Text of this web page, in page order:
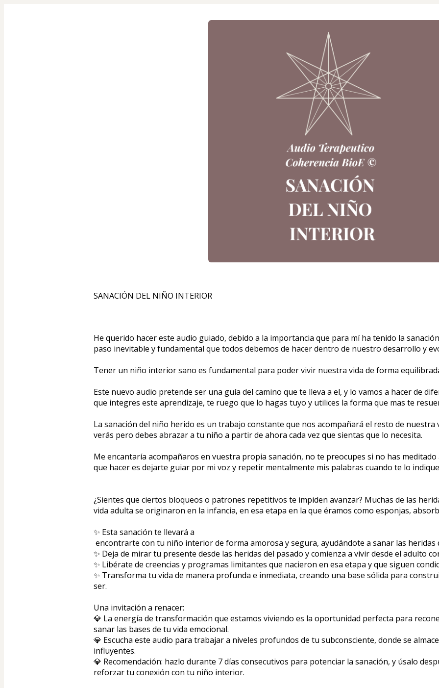
SANACIÓN DEL NIÑO INTERIOR
He querido hacer este audio guiado, debido a la importancia que para mí ha tenido la
paso inevitable y fundamental que todos debemos de hacer dentro de nuestro desarrollo y
Tener un niño interior sano es fundamental para poder vivir nuestra vida de forma
Este nuevo audio pretende ser una guía del camino que te lleva a el, y lo vamos a hacer de
que integres este aprendizaje, te ruego que lo hagas tuyo y utilices la forma que mas te
La sanación del niño herido es un trabajo constante que nos acompañará el resto de nuestra
verás pero debes abrazar a tu niño a partir de ahora cada vez que sientas que lo necesita.
Me encantaría acompañaros en vuestra propia sanación, no te preocupes si no has
que hacer es dejarte guiar por mi voz y repetir mentalmente mis palabras cuando te lo
¿Sientes que ciertos bloqueos o patrones repetitivos te impiden avanzar? Muchas de las
vida adulta se originaron en la infancia, en esa etapa en la que éramos como esponjas,
✨ Esta sanación te llevará a
encontrarte con tu niño interior de forma amorosa y segura, ayudándote a sanar las
✨ Deja de mirar tu presente desde las heridas del pasado y comienza a vivir desde el adulto
✨ Libérate de creencias y programas limitantes que nacieron en esa etapa y que siguen
✨ Transforma tu vida de manera profunda e inmediata, creando una base sólida para
ser.
Una invitación a renacer:
💎 La energía de transformación que estamos viviendo es la oportunidad perfecta para
sanar las bases de tu vida emocional.
💎 Escucha este audio para trabajar a niveles profundos de tu subconsciente, donde se
influyentes.
💎 Recomendación: hazlo durante 7 días consecutivos para potenciar la sanación, y úsalo
reforzar tu conexión con tu niño interior.